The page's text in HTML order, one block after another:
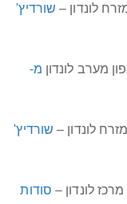
שורדיץ'
מ-
שורדיץ'
סודות